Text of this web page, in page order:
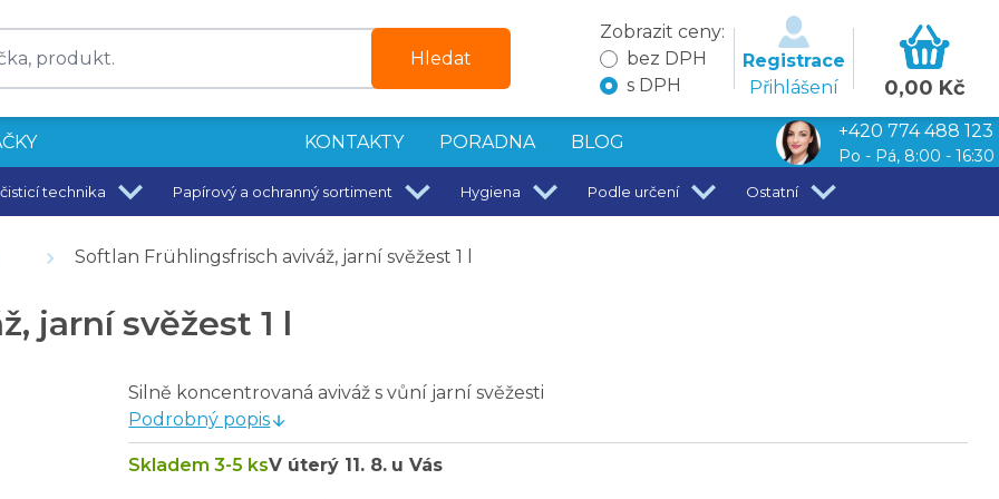
Hledat
Zobrazit ceny:
bez DPH
s DPH
Registrace
Přihlášení
0,00 Kč
KONTAKTY PORADNA BLOG
+420 774 488 123
Po - Pá, 8:00 - 16:30
technika Papírový a ochranný sortiment Hygiena Podle určení Ostatní
vůní No. 1 - 150 ml
Tsubaki e Peonia
Softlan Frühlingsfrisch aviváž, jarní svěžest 1 l
jarní svěžest 1 l
Silně koncentrovaná aviváž s vůní jarní svěžesti
Podrobný popis
Skladem 3-5 ksV úterý 11. 8. u Vás